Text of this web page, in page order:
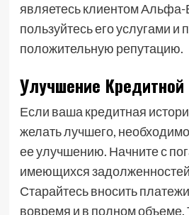
являетесь клиентом Альфа-
пользуйтесь его услугами
положительную репутацию.
Улучшение Кредитной
Если ваша кредитная
желать лучшего,
ее улучшению. Начните с
имеющихся задолженностей
Старайтесь вносить
вовремя и в полном объеме.